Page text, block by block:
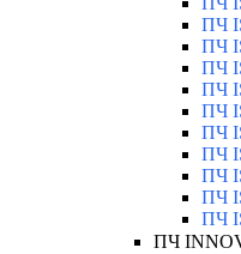
ПЧ
ПЧ
ПЧ
ПЧ
ПЧ
ПЧ
ПЧ
ПЧ
ПЧ
ПЧ
ПЧ